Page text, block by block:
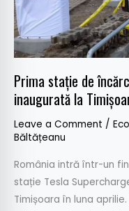
Prima stație de
inaugurată la
Leave a Comment / Eco
Băltățeanu
România intră într-un
stație Tesla
Timișoara în luna
va
fi
inaugurată
la
Timișoara